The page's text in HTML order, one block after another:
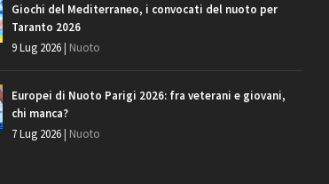
Giochi del Mediterraneo, i convocati del nuoto per
Taranto 2026
9 Lug 2026| Nuoto
Europei di Nuoto Parigi 2026: fra veterani e giovani,
chi manca?
7 Lug 2026| Nuoto